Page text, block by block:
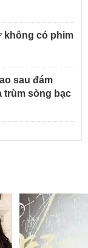
không có phim
sau đám
trùm sòng bạc